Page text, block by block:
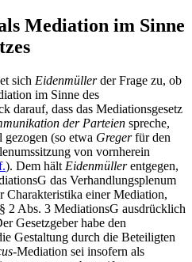
Mediation im Sinne
sich Eidenmüllerder Frage zu, ob
im Sinne des
darauf, dass das Mediationsgesetz
der Parteien spreche,
(so etwa Gregerfür den
von vornherein
). Dem hält Eidenmüllerentgegen,
das Verhandlungsplenum
Charakteristika einer Mediation,
2 Abs. 3 MediationsG ausdrücklich
Gesetzgeber habe den
Gestaltung durch die Beteiligten
-Mediation sei insofern als